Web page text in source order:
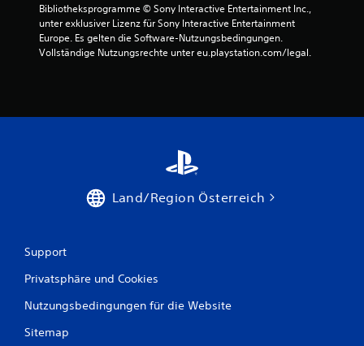
Bibliotheksprogramme © Sony Interactive Entertainment Inc.,
unter exklusiver Lizenz für Sony Interactive Entertainment
Europe. Es gelten die Software-Nutzungsbedingungen.
Vollständige Nutzungsrechte unter eu.playstation.com/legal.
Land/Region Österreich
Support
Privatsphäre und Cookies
Nutzungsbedingungen für die Website
Sitemap